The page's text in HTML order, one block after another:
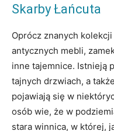
Skarby Łańcuta
Oprócz znanych
antycznych mebli,
inne tajemnice. Istnieją
tajnych drzwiach, a
pojawiają się w
osób wie, że w
stara winnica, w której,